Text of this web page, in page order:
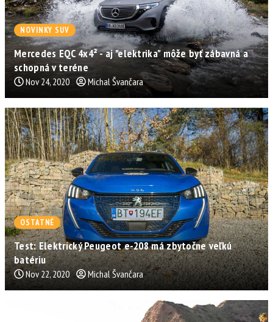
NOVINKY SUV
Mercedes EQC 4x4² - aj "elektrika" môže byť zábavná a
schopná v teréne
Nov 24, 2020 Michal Švančara
OSTATNÉ
Test: Elektrický Peugeot e-208 má zbytočne veľkú
batériu
Nov 22, 2020 Michal Švančara